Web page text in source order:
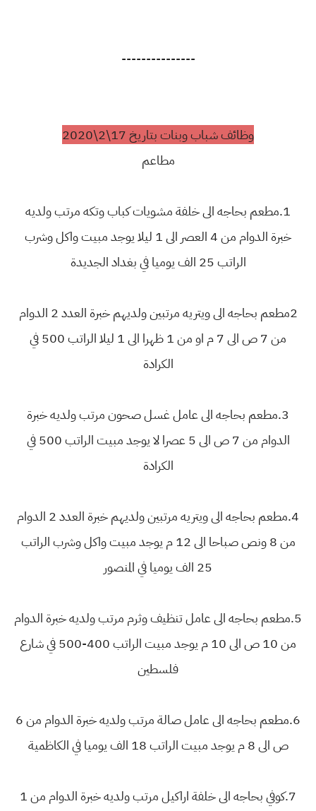
---------------
وظائف شباب وبنات بتاريخ 17\2\2020
مطاعم
1.مطعم بحاجه الى خلفة مشويات كباب وتكه مرتب ولديه
خبرة الدوام من 4 العصر الى 1 ليلا يوجد مبيت واكل وشرب
الراتب 25 الف يوميا في بغداد الجديدة
2مطعم بحاجه الى ويتريه مرتبين ولديهم خبرة العدد 2 الدوام
من 7 ص الى 7 م او من 1 ظهرا الى 1 ليلا الراتب 500 في
الكرادة
3.مطعم بحاجه الى عامل غسل صحون مرتب ولديه خبرة
الدوام من 7 ص الى 5 عصرا لا يوجد مبيت الراتب 500 في
الكرادة
4.مطعم بحاجه الى ويتريه مرتبين ولديهم خبرة العدد 2 الدوام
من 8 ونص صباحا الى 12 م يوجد مبيت واكل وشرب الراتب
25 الف يوميا في المنصور
5.مطعم بحاجه الى عامل تنظيف وثرم مرتب ولديه خبرة الدوام
من 10 ص الى 10 م يوجد مبيت الراتب 400-500 في شارع
فلسطين
6.مطعم بحاجه الى عامل صالة مرتب ولديه خبرة الدوام من 6
ص الى 8 م يوجد مبيت الراتب 18 الف يوميا في الكاظمية
7.كوفي بحاجه الى خلفة اراكيل مرتب ولديه خبرة الدوام من 1